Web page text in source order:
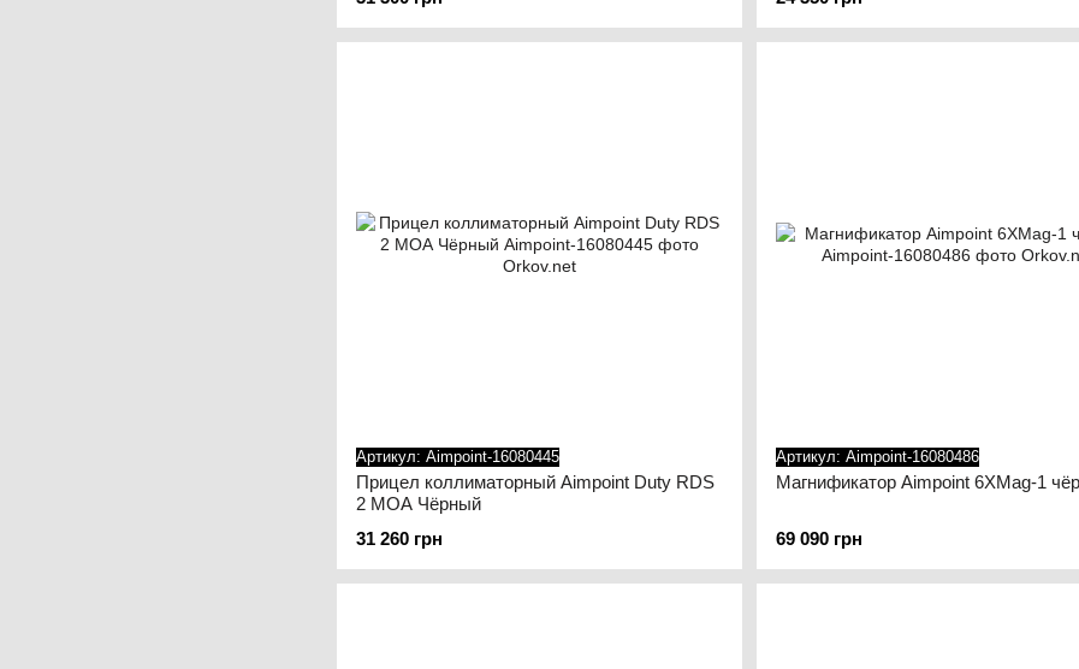
работы с одной батареей.
Артикул: Aimpoint-16080445
Прицел коллиматорный Aimpoint Duty RDS
2 МОА Чёрный
31 260 грн
Артикул: Aimpoint-16080486
Магнификатор Aimpoint 6XMag-1
69 090 грн